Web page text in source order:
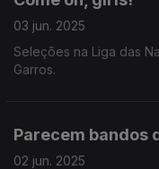
03 jun. 2025
Seleções na Liga das
Garros.
Parecem bandos
02 jun. 2025